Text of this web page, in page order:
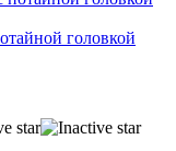
головкой